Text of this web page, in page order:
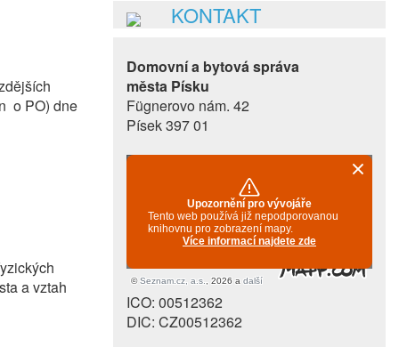
o PO) dne
a vztah
KONTAKT
Domovní a bytová správa
města Písku
Fügnerovo nám. 42
Písek 397 01
ICO: 00512362
DIC: CZ00512362